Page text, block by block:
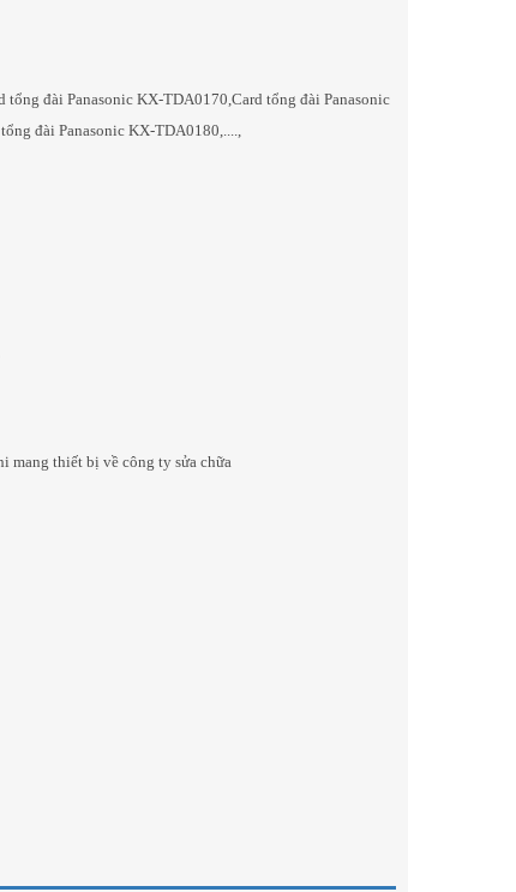
Đài IP Dinstar UC200
đài Panasonic KX-TDA0170,Card tổng đài Panasonic
đài Panasonic KX-TDA0180,....,
mang thiết bị về công ty sửa chữa